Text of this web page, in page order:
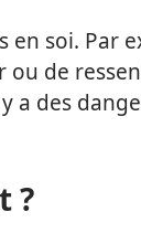
soi. Par
ou de
a des
?